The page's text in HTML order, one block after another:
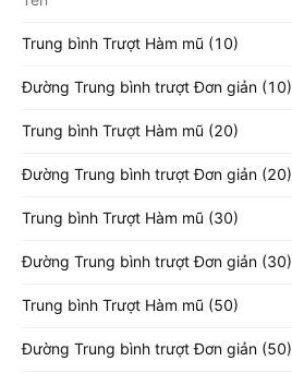
Trung bình Trượt Hàm mũ (10)
Đường Trung bình trượt Đơn giản (10)
Trung bình Trượt Hàm mũ (20)
Đường Trung bình trượt Đơn giản (20)
Trung bình Trượt Hàm mũ (30)
Đường Trung bình trượt Đơn giản (30)
Trung bình Trượt Hàm mũ (50)
Đường Trung bình trượt Đơn giản (50)